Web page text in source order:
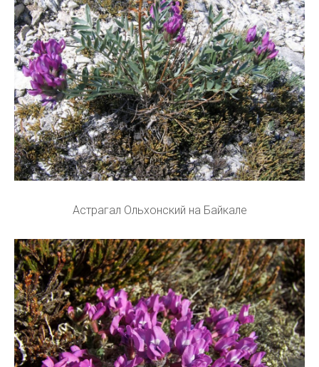
Астрагал Ольхонский на Байкале